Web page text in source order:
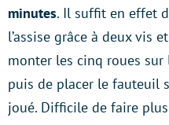
minutes. Il suffit en effet
l’assise grâce à deux vis
monter les cinq roues sur
puis de placer le fauteuil
joué. Difficile de faire